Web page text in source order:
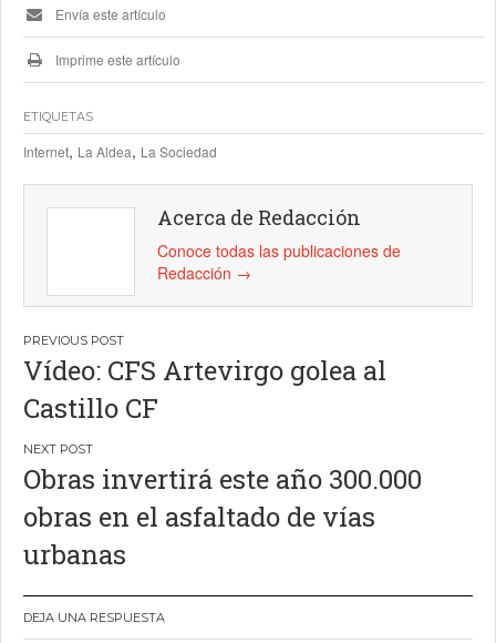
Envía este artículo
Imprime este artículo
ETIQUETAS
Internet, La Aldea, La Sociedad
Acerca de Redacción
Conoce todas las publicaciones de
Redacción →
Navegación
de
entradas
Vídeo: CFS Artevirgo golea al
Castillo CF
Obras invertirá este año 300.000
obras en el asfaltado de vías
urbanas
DEJA UNA RESPUESTA